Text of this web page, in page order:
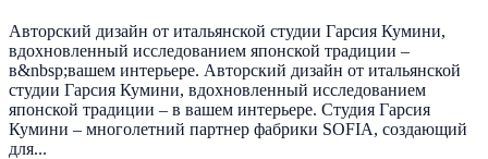
Авторский дизайн от итальянской студии Гарсия Кумини,
вдохновленный исследованием японской традиции –
в&nbsp;вашем интерьере. Авторский дизайн от итальянской
студии Гарсия Кумини, вдохновленный исследованием
японской традиции – в вашем интерьере. Студия Гарсия
Кумини – многолетний партнер фабрики SOFIA, создающий
для...